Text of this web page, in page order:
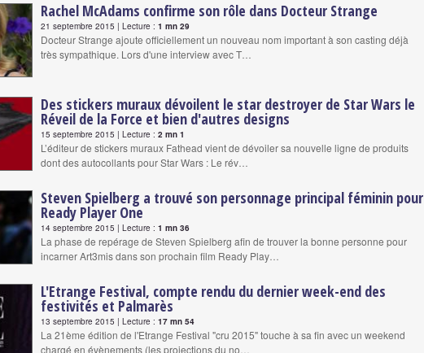
Rachel McAdams confirme son rôle dans Docteur Strange
21 septembre 2015 | Lecture : 1 mn 29
Docteur Strange ajoute officiellement un nouveau nom important à son casting déjà
très sympathique. Lors d'une interview avec T…
Des stickers muraux dévoilent le star destroyer de Star Wars le
Réveil de la Force et bien d'autres designs
15 septembre 2015 | Lecture : 2 mn 1
L’éditeur de stickers muraux Fathead vient de dévoiler sa nouvelle ligne de produits
dont des autocollants pour Star Wars : Le rév…
Steven Spielberg a trouvé son personnage principal féminin pour
Ready Player One
14 septembre 2015 | Lecture : 1 mn 36
La phase de repérage de Steven Spielberg afin de trouver la bonne personne pour
incarner Art3mis dans son prochain film Ready Play…
L'Etrange Festival, compte rendu du dernier week-end des
festivités et Palmarès
13 septembre 2015 | Lecture : 17 mn 54
La 21ème édition de l'Etrange Festival "cru 2015" touche à sa fin avec un weekend
chargé en évènements (les projections du no…